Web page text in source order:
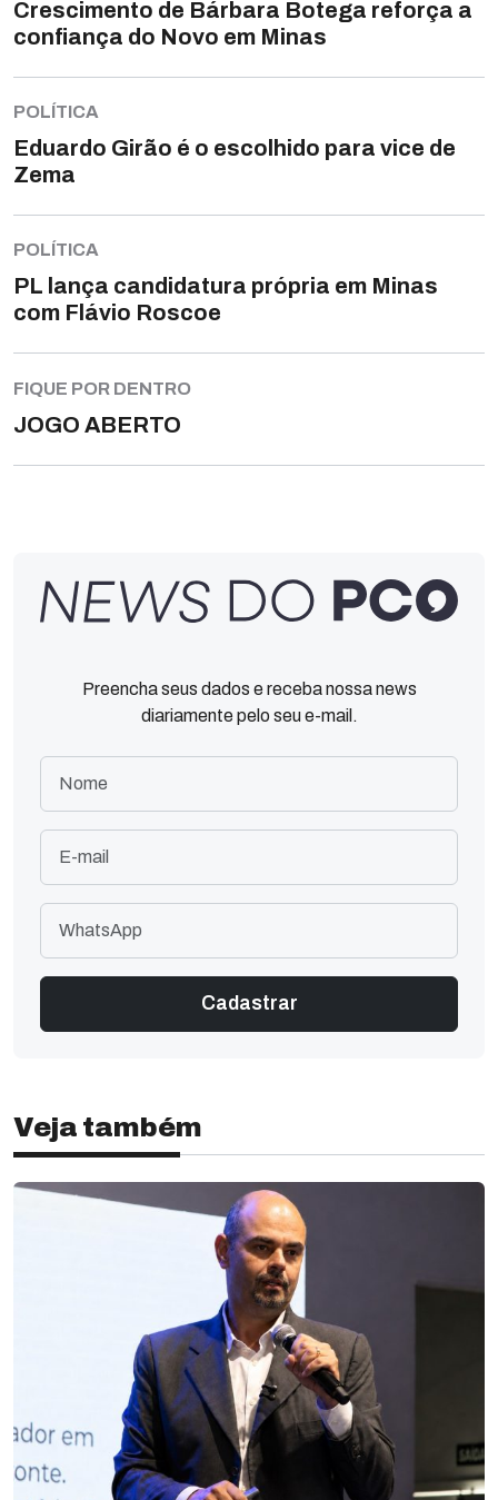
Crescimento de Bárbara Botega reforça a
confiança do Novo em Minas
POLÍTICA
Eduardo Girão é o escolhido para vice de
Zema
POLÍTICA
PL lança candidatura própria em Minas
com Flávio Roscoe
FIQUE POR DENTRO
JOGO ABERTO
Preencha seus dados e receba nossa news
diariamente pelo seu e-mail.
Veja também